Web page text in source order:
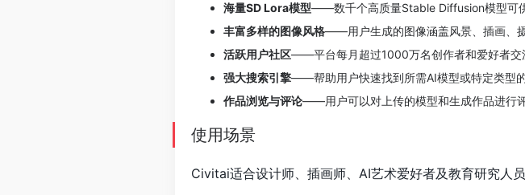
海量SD Lora模型——数千个高质量Stable Diffusion模型可
丰富多样的图像风格——用户生成的图像涵盖风景、插画、
活跃用户社区——平台每月超过1000万名创作者和爱好者交
强大搜索引擎——帮助用户快速找到所需AI模型或特定类型的
作品浏览与评论——用户可以对上传的模型和生成作品进行
使用场景
Civitai适合设计师、插画师、AI艺术爱好者及教育研究人